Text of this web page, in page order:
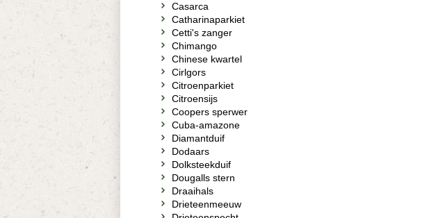
Casarca
Catharinaparkiet
Cetti's zanger
Chimango
Chinese kwartel
Cirlgors
Citroenparkiet
Citroensijs
Coopers sperwer
Cuba-amazone
Diamantduif
Dodaars
Dolksteekduif
Dougalls stern
Draaihals
Drieteenmeeuw